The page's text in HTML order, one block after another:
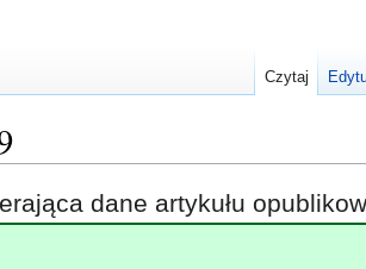
dane artykułu
Czytaj